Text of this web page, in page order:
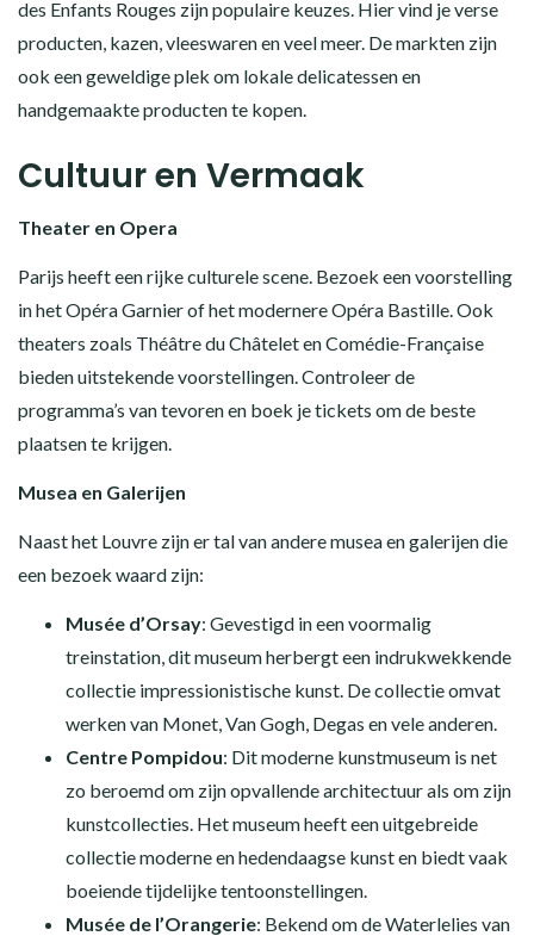
des Enfants Rouges zijn populaire keuzes. Hier vind je verse
producten, kazen, vleeswaren en veel meer. De markten zijn
ook een geweldige plek om lokale delicatessen en
handgemaakte producten te kopen.
Cultuur en Vermaak
Theater en Opera
Parijs heeft een rijke culturele scene. Bezoek een voorstelling
in het Opéra Garnier of het modernere Opéra Bastille. Ook
theaters zoals Théâtre du Châtelet en Comédie-Française
bieden uitstekende voorstellingen. Controleer de
programma’s van tevoren en boek je tickets om de beste
plaatsen te krijgen.
Musea en Galerijen
Naast het Louvre zijn er tal van andere musea en galerijen die
een bezoek waard zijn:
Musée d’Orsay: Gevestigd in een voormalig
treinstation, dit museum herbergt een indrukwekkende
collectie impressionistische kunst. De collectie omvat
werken van Monet, Van Gogh, Degas en vele anderen.
Centre Pompidou: Dit moderne kunstmuseum is net
zo beroemd om zijn opvallende architectuur als om zijn
kunstcollecties. Het museum heeft een uitgebreide
collectie moderne en hedendaagse kunst en biedt vaak
boeiende tijdelijke tentoonstellingen.
Musée de l’Orangerie: Bekend om de Waterlelies van